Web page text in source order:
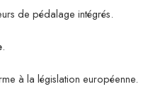
de pédalage intégrés.
.
à la législation européenne.